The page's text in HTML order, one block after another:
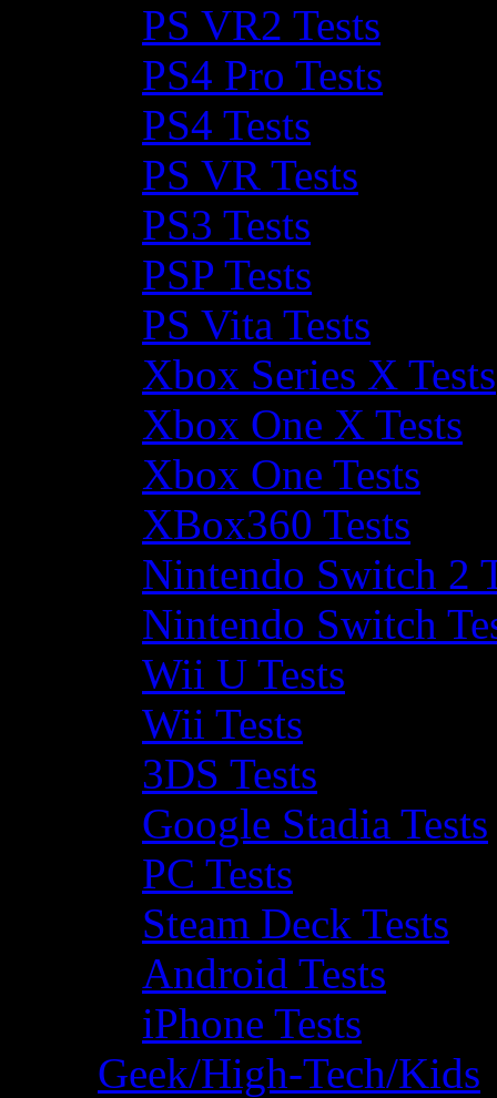
PS VR2 Tests
PS4 Pro Tests
PS4 Tests
PS VR Tests
PS3 Tests
PSP Tests
PS Vita Tests
Xbox Series X Tests
Xbox One X Tests
Xbox One Tests
XBox360 Tests
Nintendo Switch 2
Nintendo Switch
Wii U Tests
Wii Tests
3DS Tests
Google Stadia Tests
PC Tests
Steam Deck Tests
Android Tests
iPhone Tests
Geek/High-Tech/Kids